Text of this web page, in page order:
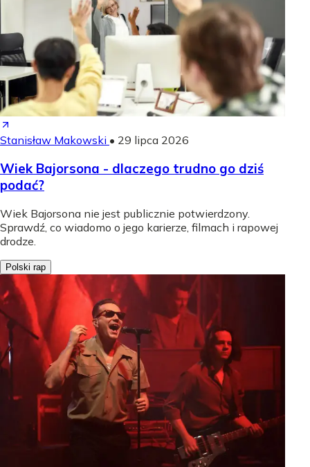
Stanisław Makowski • 29 lipca 2026
Wiek Bajorsona - dlaczego trudno go dziś
podać?
Wiek Bajorsona nie jest publicznie potwierdzony.
Sprawdź, co wiadomo o jego karierze, filmach i rapowej
drodze.
Polski rap